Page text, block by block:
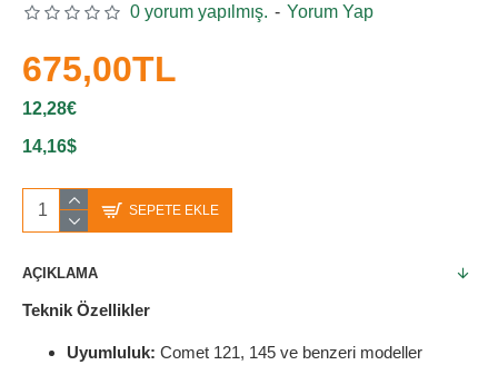
0 yorum yapılmış. - Yorum Yap
675,00TL
12,28€
14,16$
SEPETE EKLE
AÇIKLAMA
Teknik Özellikler
Uyumluluk: Comet 121, 145 ve benzeri modeller